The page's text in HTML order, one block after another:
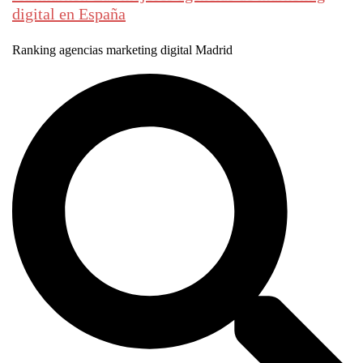
digital en España
Ranking agencias marketing digital Madrid